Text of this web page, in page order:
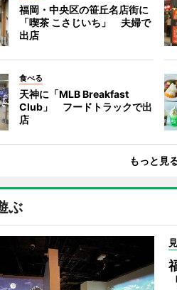
福岡・中央区の笹丘名店街に
「喫茶 こさじいち」 夫婦で
出店
食べる
天神に「MLB Breakfast
Club」 フードトラックで出
店
もっと見
ぶ